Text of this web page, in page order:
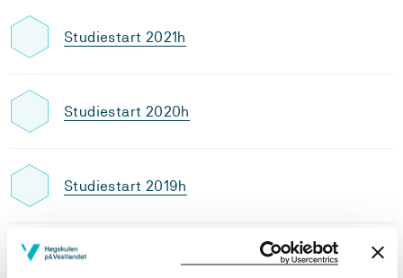
Studiestart 2021h
Studiestart 2020h
Studiestart 2019h
Studiestart 2018h